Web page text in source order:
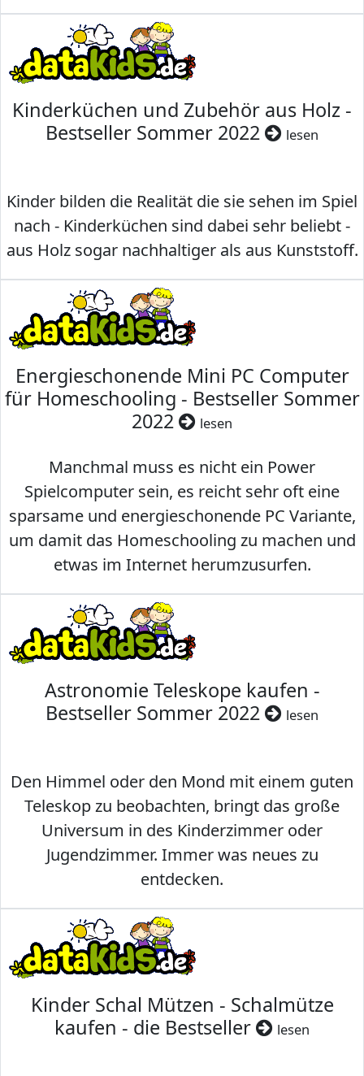
Kinderküchen und Zubehör aus Holz -
Bestseller Sommer 2022
lesen
Kinder bilden die Realität die sie sehen im Spiel
nach - Kinderküchen sind dabei sehr beliebt -
aus Holz sogar nachhaltiger als aus Kunststoff.
Energieschonende Mini PC Computer
für Homeschooling - Bestseller Sommer
2022
lesen
Manchmal muss es nicht ein Power
Spielcomputer sein, es reicht sehr oft eine
sparsame und energieschonende PC Variante,
um damit das Homeschooling zu machen und
etwas im Internet herumzusurfen.
Astronomie Teleskope kaufen -
Bestseller Sommer 2022
lesen
Den Himmel oder den Mond mit einem guten
Teleskop zu beobachten, bringt das große
Universum in des Kinderzimmer oder
Jugendzimmer. Immer was neues zu
entdecken.
Kinder Schal Mützen - Schalmütze
kaufen - die Bestseller
lesen